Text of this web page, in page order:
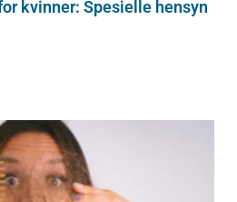
kvinner: Spesielle hensyn